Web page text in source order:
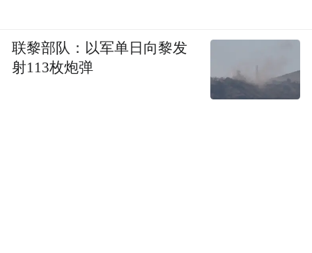
联黎部队：以军单日向黎发
射113枚炮弹